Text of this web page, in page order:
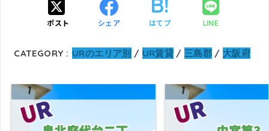
ポスト シェア はてブ LINE
CATEGORY : URのエリア別 UR賃貸 三島郡 大阪府